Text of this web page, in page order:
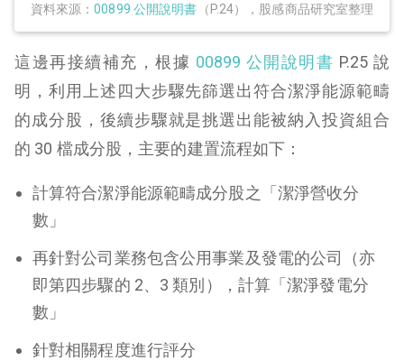
資料來源：00899 公開說明書 （P.24），股感商品研究室整理
這邊再接續補充，根據 00899 公開說明書 P.25 說
明，利用上述四大步驟先篩選出符合潔淨能源範疇
的成分股，後續步驟就是挑選出能被納入投資組合
的 30 檔成分股，主要的建置流程如下：
計算符合潔淨能源範疇成分股之「潔淨營收分
數」
再針對公司業務包含公用事業及發電的公司（亦
即第四步驟的 2、3 類別），計算「潔淨發電分
數」
針對相關程度進行評分